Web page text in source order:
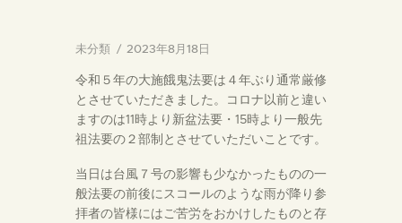
アクセス
未分類 2023年8月18日
令和５年の大施餓鬼法要は４年ぶり通常厳修
とさせていただきました。コロナ以前と違い
ますのは11時より新盆法要・15時より一般先
祖法要の２部制とさせていただいことです。
当日は台風７号の影響も少なかったものの一
般法要の前後にスコールのような雨が降り参
拝者の皆様にはご苦労をおかけしたものと存